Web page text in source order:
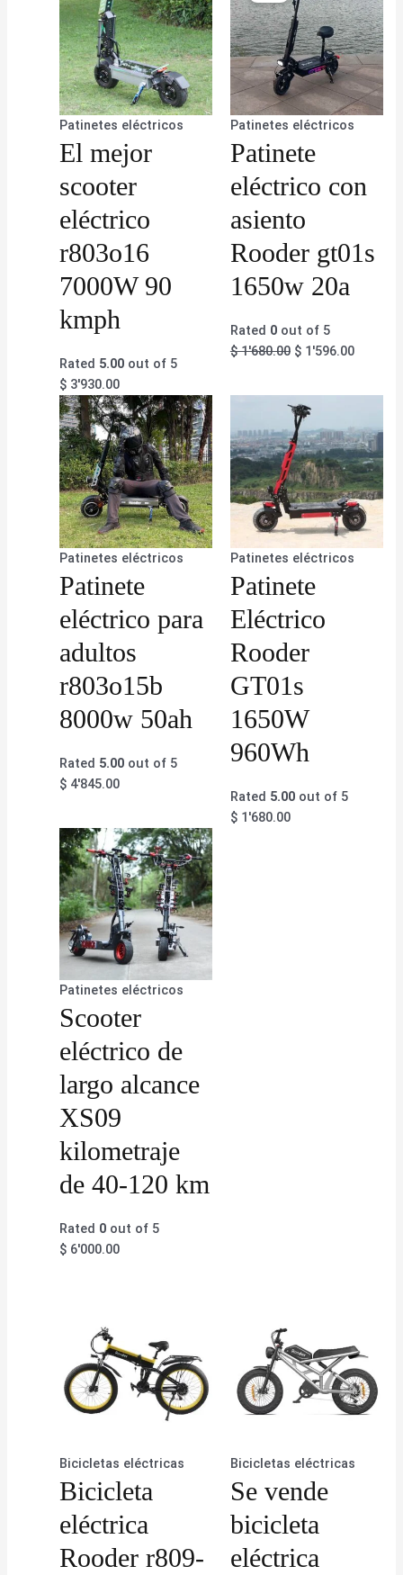
Patinetes eléctricos
El mejor
scooter
eléctrico
r803o16
7000W 90
kmph
Rated 5.00 out of 5
$ 3'930.00
Patinetes eléctricos
Patinete
eléctrico con
asiento
Rooder gt01s
1650w 20a
Rated 0out of 5
$1'680.00 $1'596.00
Patinetes eléctricos
Patinete
eléctrico para
adultos
r803o15b
8000w 50ah
Rated 5.00 out of 5
$ 4'845.00
Patinetes eléctricos
Patinete
Eléctrico
Rooder
GT01s
1650W
960Wh
Rated 5.00out of 5
$1'680.00
Patinetes eléctricos
Scooter
eléctrico de
largo alcance
XS09
kilometraje
de 40-120 km
Rated 0 out of 5
$ 6'000.00
Bicicletas eléctricas
Bicicleta
eléctrica
Rooder r809-
Bicicletas eléctricas
Se vende
bicicleta
eléctrica